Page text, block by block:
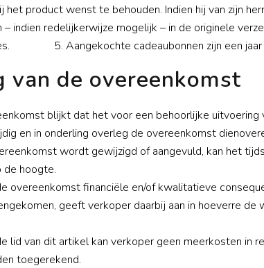
product wenst te behouden. Indien hij van zijn
indien redelijkerwijze mogelijk – in de originele
5. Aangekochte cadeaubonnen zijn een jaar
de overeenkomst
blijkt dat het voor een behoorlijke
en in onderling overleg de overeenkomst
wordt gewijzigd of aangevuld, kan het
de hoogte.
overeenkomst financiële en/of kwalitatieve
geeft verkoper daarbij aan in hoeverre
lid van dit artikel kan verkoper geen meerkosten in
toegerekend.